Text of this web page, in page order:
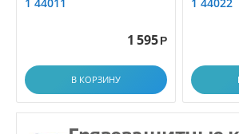
1.3x3.0
1.40x2.00
1.45x1.5
1 595 Р
В КОРЗИНУ